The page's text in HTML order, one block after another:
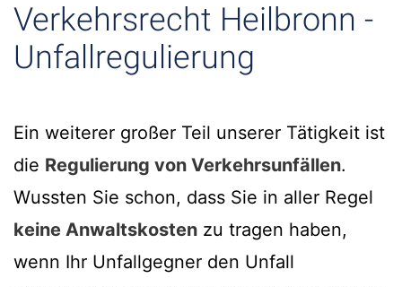
Verkehrsrecht Heilbronn -
Unfallregulierung
Ein weiterer großer Teil unserer Tätigkeit ist
die Regulierung von Verkehrsunfällen.
Wussten Sie schon, dass Sie in aller Regel
keine Anwaltskosten zu tragen haben,
wenn Ihr Unfallgegner den Unfall